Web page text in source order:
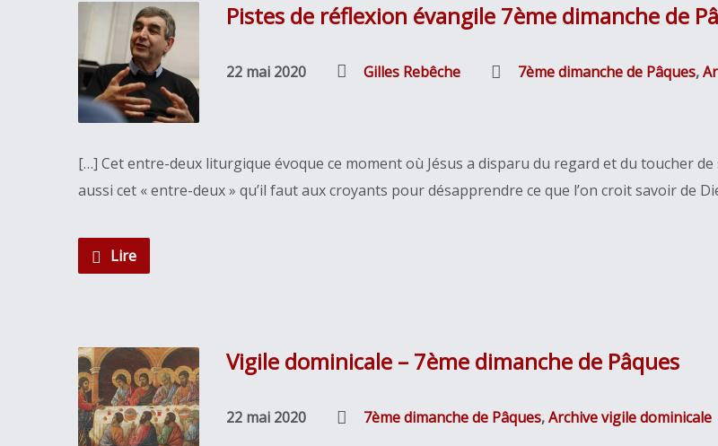
Pistes de réflexion évangile 7ème dimanche de
22 mai 2020 Gilles Rebêche 7ème dimanche de Pâques,
[…] Cet entre-deux liturgique évoque ce moment où Jésus a disparu du regard et du toucher de
aussi cet « entre-deux » qu’il faut aux croyants pour désapprendre ce que l’on croit savoir de
Lire
Vigile dominicale – 7ème dimanche de Pâques
22 mai 2020 7ème dimanche de Pâques,Archive vigile dominicale